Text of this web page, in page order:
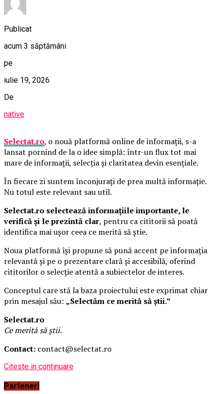
Publicat
acum 3 săptămâni
pe
iulie 19, 2026
De
native
Selectat.ro, o nouă platformă online de informații, s-a
lansat pornind de la o idee simplă: într-un flux tot mai
mare de informații, selecția și claritatea devin esențiale.
În fiecare zi suntem înconjurați de prea multă informație.
Nu totul este relevant sau util.
Selectat.ro selectează informațiile importante, le
verifică și le prezintă clar, pentru ca cititorii să poată
identifica mai ușor ceea ce merită să știe.
Noua platformă își propune să pună accent pe informația
relevantă și pe o prezentare clară și accesibilă, oferind
cititorilor o selecție atentă a subiectelor de interes.
Conceptul care stă la baza proiectului este exprimat chiar
prin mesajul său: „Selectăm ce merită să știi.”
Selectat.ro
Ce merită să știi.
Contact: contact@selectat.ro
Citeste in continuare
Parteneri